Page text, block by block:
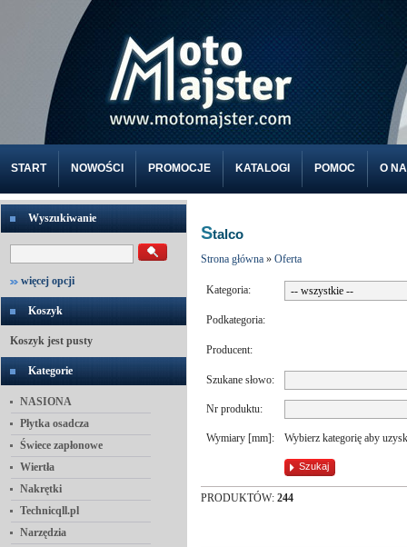
START NOWOŚCI PROMOCJE KATALOGI POMOC O
Wyszukiwanie
więcej opcji
Koszyk
Koszyk jest pusty
Kategorie
NASIONA
Płytka osadcza
Świece zapłonowe
Wiertła
Nakrętki
Technicqll.pl
Narzędzia
Stalco
Strona główna » Oferta
Kategoria:
Podkategoria:
Producent:
Szukane słowo:
Nr produktu:
Wymiary [mm]: Wybierz kategorię aby
PRODUKTÓW: 244